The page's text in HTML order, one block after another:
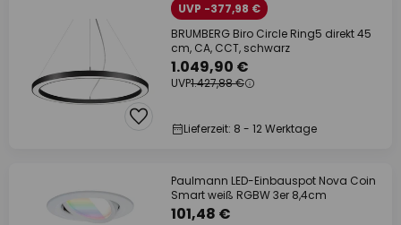
UVP -377,98 €
BRUMBERG Biro Circle Ring5 direkt 45
cm, CA, CCT, schwarz
1.049,90 €
UVP1.427,88 €
Lieferzeit: 8 - 12 Werktage
Paulmann LED-Einbauspot Nova Coin
Smart weiß RGBW 3er 8,4cm
101,48 €